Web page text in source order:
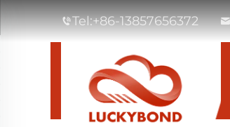
Tel:+86-13857656372